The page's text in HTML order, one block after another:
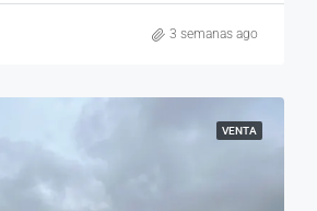
3 semanas ago
VENTA